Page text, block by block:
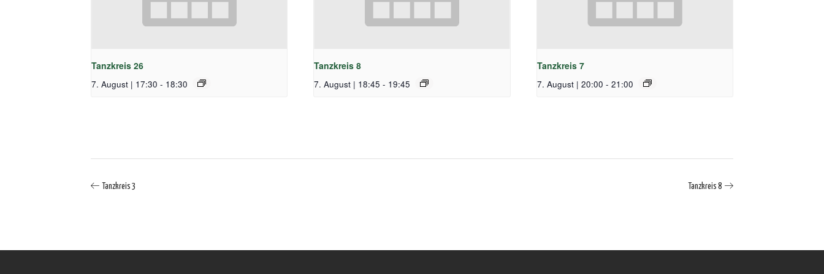
Tanzkreis 26
7. August | 17:30 - 18:30
Tanzkreis 8
7. August | 18:45 - 19:45
Tanzkreis 7
7. August | 20:00 - 21:00
Tanzkreis 3 Tanzkreis 8